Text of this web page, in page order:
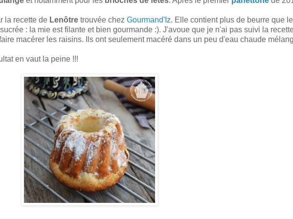
la recette de Lenôtre trouvée chez Gourmand'Iz. Elle contient plus de beurre que
: la mie est filante et bien gourmande :). J'avoue que je n'ai pas suivi la
macérer les raisins. Ils ont seulement macéré dans un peu d'eau chaude
en vaut la peine !!!